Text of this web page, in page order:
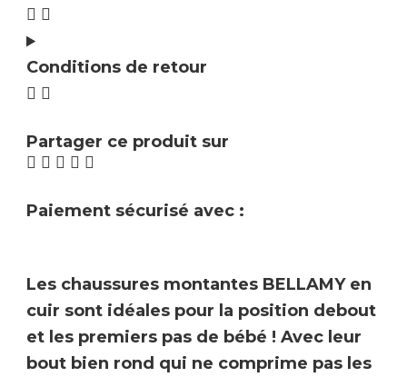
Conditions de retour
Partager ce produit sur
Paiement sécurisé avec :
Les chaussures montantes BELLAMYen
cuir sont idéales pour la position debout
et les premiers pas de bébé ! Avec leur
bout bien rond qui ne comprime pas les